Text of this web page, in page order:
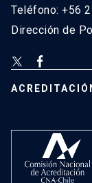
Teléfono: +56
Dirección de